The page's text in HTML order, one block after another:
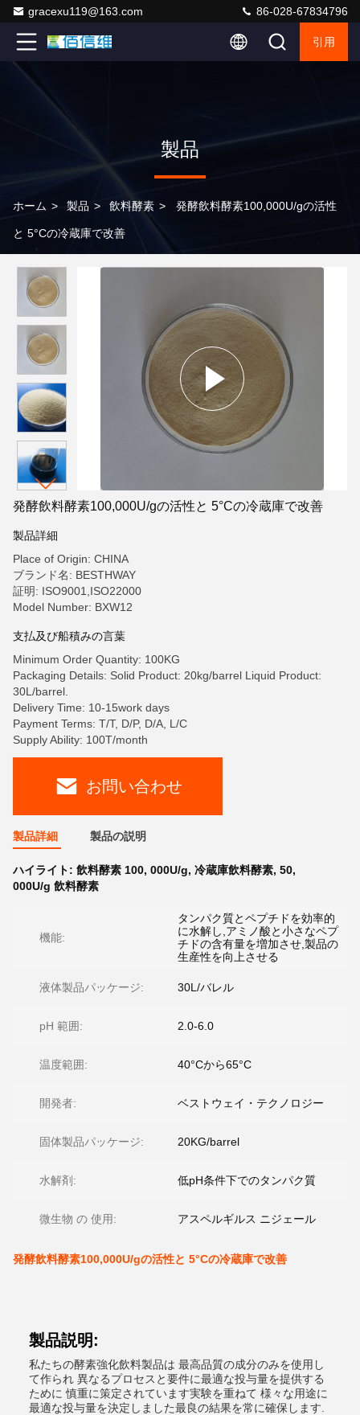
gracexu119@163.com 86-028-67834796
引用
製品
ホーム > 製品 > 飲料酵素 > 発酵飲料酵素100,000U/gの活性
と 5°Cの冷蔵庫で改善
発酵飲料酵素100,000U/gの活性と 5°Cの冷蔵庫で改善
製品詳細
Place of Origin: CHINA
ブランド名: BESTHWAY
証明: ISO9001,ISO22000
Model Number: BXW12
支払及び船積みの言葉
Minimum Order Quantity: 100KG
Packaging Details: Solid Product: 20kg/barrel Liquid Product:
30L/barrel.
Delivery Time: 10-15work days
Payment Terms: T/T, D/P, D/A, L/C
Supply Ability: 100T/month
お問い合わせ
製品詳細 製品の説明
ハイライト: 飲料酵素 100, 000U/g, 冷蔵庫飲料酵素, 50,
000U/g 飲料酵素
機能:
タンパク質とペプチドを効率的
に水解し,アミノ酸と小さなペプ
チドの含有量を増加させ,製品の
生産性を向上させる
液体製品パッケージ: 30L/バレル
pH 範囲: 2.0-6.0
温度範囲: 40°Cから65°C
開発者: ベストウェイ・テクノロジー
固体製品パッケージ: 20KG/barrel
水解剤: 低pH条件下でのタンパク質
微生物 の 使用: アスペルギルス ニジェール
発酵飲料酵素100,000U/gの活性と 5°Cの冷蔵庫で改善
製品説明:
私たちの酵素強化飲料製品は 最高品質の成分のみを使用し
て作られ 異なるプロセスと要件に最適な投与量を提供する
ために 慎重に策定されています実験を重ねて 様々な用途に
最適な投与量を決定しました最良の結果を常に確保します.